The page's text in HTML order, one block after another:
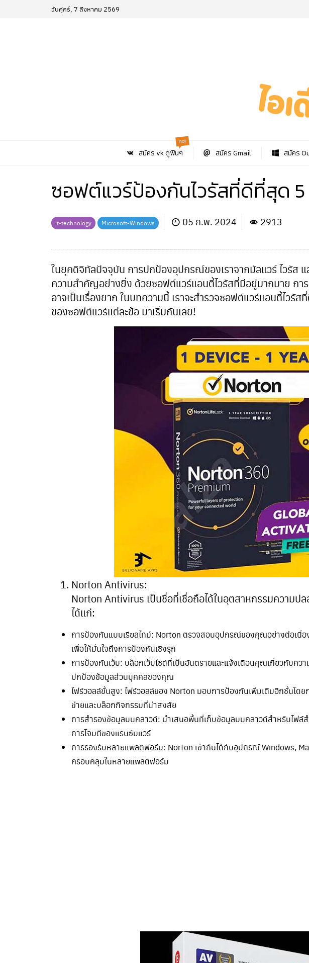
วันศุกร์, 7 สิงหาคม 2569
สมัคร vk ดูฟินๆ
hot
สมัคร Gmail สมัคร
ซอฟต์แวร์ป้องกันไวรัสที่ดีที่สุด
it-technology Microsoft-Windows 05 ก.พ. 2024 2913
ในยุคดิจิทัลปัจจุบัน การปกป้องอุปกรณ์ของเราจากมัลแวร์ ไวรัส
ความสำคัญอย่างยิ่ง ด้วยซอฟต์แวร์แอนตี้ไวรัสที่มีอยู่มากมาย กา
อาจเป็นเรื่องยาก ในบทความนี้ เราจะสำรวจซอฟต์แวร์แอนตี้ไว
ของซอฟต์แวร์แต่ละข้อ มาเริ่มกันเลย!
Norton Antivirus:
Norton Antivirus เป็นชื่อที่เชื่อถือได้ในอุตสาหกรรมความป
ได้แก่:
การป้องกันแบบเรียลไทม์: Norton ตรวจสอบอุปกรณ์ของคุณอย่างต่อเนื่
เพื่อให้มั่นใจถึงการป้องกันเชิงรุก
การป้องกันเว็บ: บล็อกเว็บไซต์ที่เป็นอันตรายและแจ้งเตือนคุณเกี่ยวกับคว
ปกป้องข้อมูลส่วนบุคคลของคุณ
ไฟร์วอลล์ขั้นสูง: ไฟร์วอลล์ของ Norton มอบการป้องกันเพิ่มเติมอีกชั้นโด
ข่ายและบล็อกกิจกรรมที่น่าสงสัย
การสำรองข้อมูลบนคลาวด์: นำเสนอพื้นที่เก็บข้อมูลบนคลาวด์สำหรับไฟ
การโจมตีของแรนซัมแวร์
การรองรับหลายแพลตฟอร์ม: Norton เข้ากันได้กับอุปกรณ์ Windows,
ครอบคลุมในหลายแพลตฟอร์ม